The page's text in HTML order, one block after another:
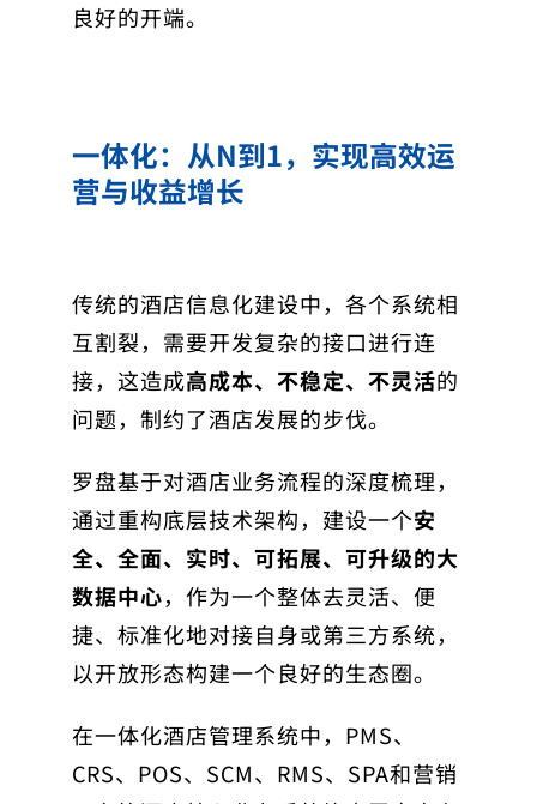
良好的开端。
一体化：从N到1，实现高效运
营与收益增长
传统的酒店信息化建设中，各个系统相
互割裂，需要开发复杂的接口进行连
接，这造成高成本、不稳定、不灵活的
问题，制约了酒店发展的步伐。
罗盘基于对酒店业务流程的深度梳理，
通过重构底层技术架构，建设一个安
全、全面、实时、可拓展、可升级的大
数据中心，作为一个整体去灵活、便
捷、标准化地对接自身或第三方系统，
以开放形态构建一个良好的生态圈。
在一体化酒店管理系统中，PMS、
CRS、POS、SCM、RMS、SPA和营销